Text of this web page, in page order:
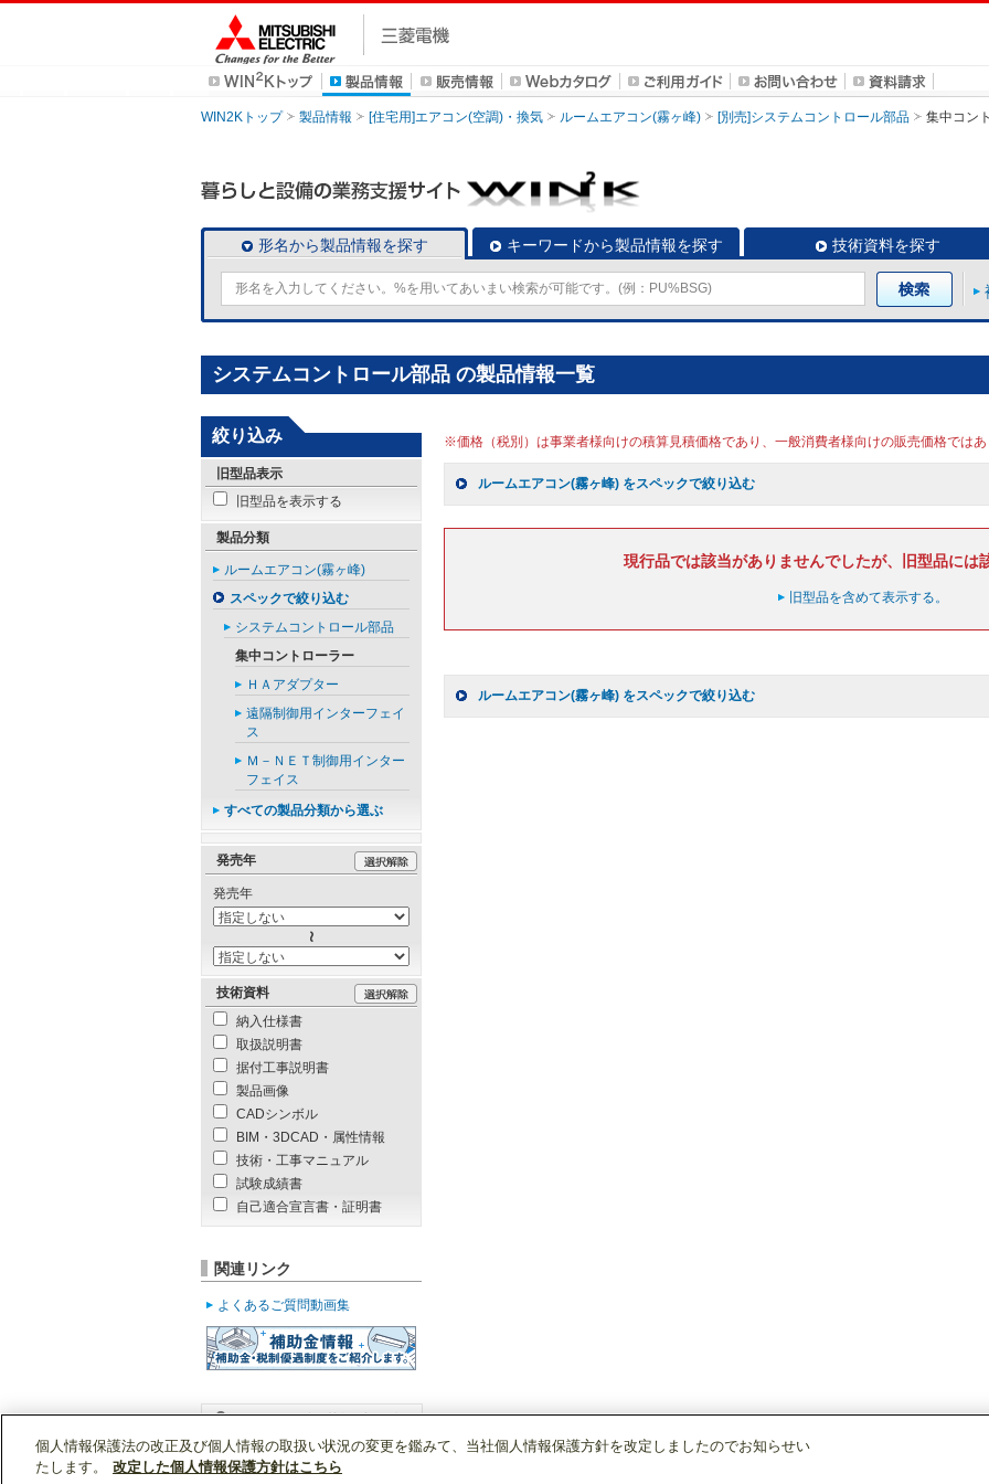
WIN2Kトップ 製品情報 [住宅用]エアコン(空調)・換気 ルームエアコン(霧ヶ峰) [別売]システムコントロール部品 集中コン
形名から製品情報を探す キーワードから製品情報を探す 技術資料を探す
システムコントロール部品 の製品情報一覧
※価格（税別）は事業者様向けの積算見積価格であり、一般消費者様向けの販売価格ではあ
ルームエアコン(霧ヶ峰) をスペックで絞り込む
現行品では該当がありませんでしたが、旧型品には
旧型品を含めて表示する。
ルームエアコン(霧ヶ峰) をスペックで絞り込む
絞り込み
旧型品表示
旧型品を表示する
製品分類
ルームエアコン(霧ヶ峰)
スペックで絞り込む
システムコントロール部品
集中コントローラー
ＨＡアダプター
遠隔制御用インターフェイ
ス
Ｍ－ＮＥＴ制御用インター
フェイス
すべての製品分類から選ぶ
発売年
発売年
技術資料
納入仕様書
取扱説明書
据付工事説明書
製品画像
CADシンボル
BIM・3DCAD・属性情報
技術・工事マニュアル
試験成績書
自己適合宣言書・証明書
関連リンク
よくあるご質問動画集
WIN2Kトップ 製品情報
個人情報保護法の改正及び個人情報の取扱い状況の変更を鑑みて、当社個人情報保護方針を改定しましたのでお知らせい
たします。
改定した個人情報保護方針はこちら